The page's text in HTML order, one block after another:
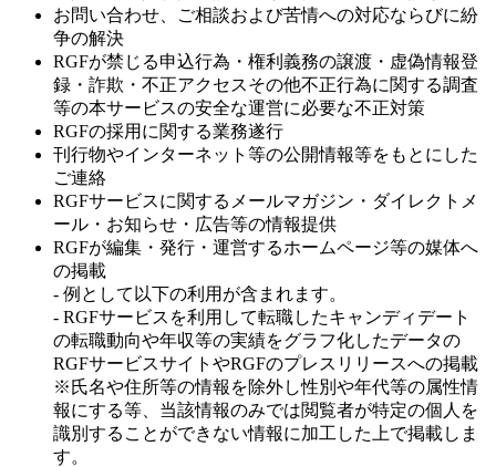
お問い合わせ、ご相談および苦情への対応ならびに紛
争の解決
RGFが禁じる申込行為・権利義務の譲渡・虚偽情報登
録・詐欺・不正アクセスその他不正行為に関する調査
等の本サービスの安全な運営に必要な不正対策
RGFの採用に関する業務遂行
刊行物やインターネット等の公開情報等をもとにした
ご連絡
RGFサービスに関するメールマガジン・ダイレクトメ
ール・お知らせ・広告等の情報提供
RGFが編集・発行・運営するホームページ等の媒体へ
の掲載
- 例として以下の利用が含まれます。
- RGFサービスを利用して転職したキャンディデート
の転職動向や年収等の実績をグラフ化したデータの
RGFサービスサイトやRGFのプレスリリースへの掲載
※氏名や住所等の情報を除外し性別や年代等の属性情
報にする等、当該情報のみでは閲覧者が特定の個人を
識別することができない情報に加工した上で掲載しま
す。